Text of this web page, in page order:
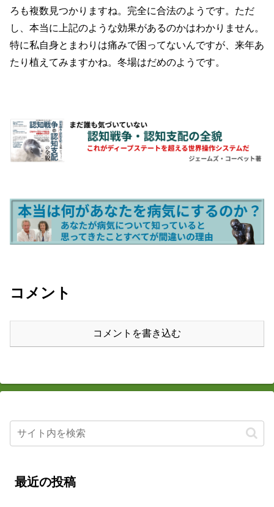
ろも複数見つかりますね。完全に合法のようです。ただ
し、本当に上記のような効果があるのかはわかりません。
特に私自身とまわりは痛みで困ってないんですが、来年あ
たり植えてみますかね。冬場はだめのようです。
コメント
コメントを書き込む
最近の投稿